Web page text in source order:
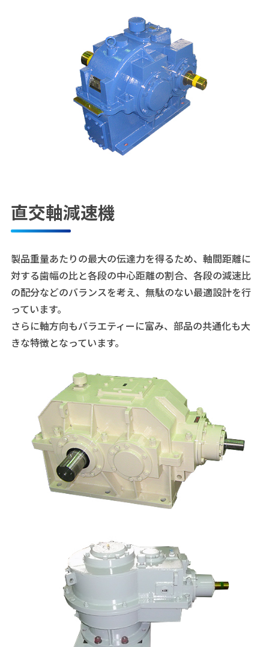
直交軸減速機
製品重量あたりの最大の伝達力を得るため、軸間距離に
対する歯幅の比と各段の中心距離の割合、各段の減速比
の配分などのバランスを考え、無駄のない最適設計を行
っています。
さらに軸方向もバラエティーに富み、部品の共通化も大
きな特徴となっています。